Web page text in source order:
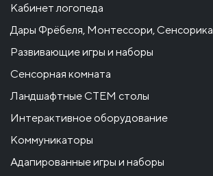
Кабинет логопеда
Дары Фрёбеля, Монтессори, Сенсорика
Развивающие игры и наборы
Сенсорная комната
Ландшафтные СТЕМ столы
Интерактивное оборудование
Коммуникаторы
Адапированные игры и наборы